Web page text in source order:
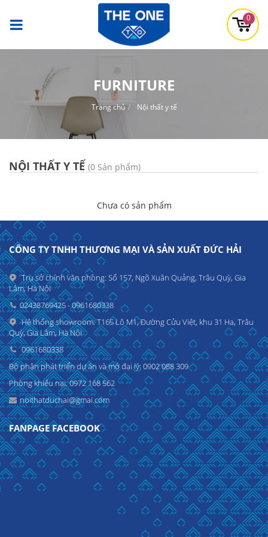
0
FURNITURE
Trang chủ Nội thất y tế
NỘI THẤT Y TẾ (0 Sản phẩm)
Chưa có sản phẩm
CÔNG TY TNHH THƯƠNG MẠI VÀ SẢN XUẤT ĐỨC HẢI
Trụ sở chính văn phòng: Số 157, Ngõ Xuân Quảng, Trâu Quỳ, Gia
Lâm, Hà Nội
02438769425 - 0961680338
Hệ thống showroom: T165 Lô M1, Đường Cửu Việt, khu 31 Ha, Trâu
Quỳ, Gia Lâm, Hà Nội
0961680338
Bộ phận phát triển dự án và mở đại lý: 0902 088 309
Phòng khiếu nại: 0972 168 562
noithatduchai@gmai.com
FANPAGE FACEBOOK